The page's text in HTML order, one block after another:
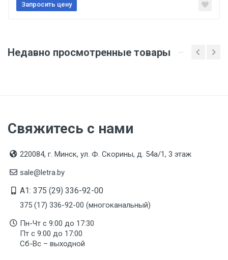
Запросить цену
Недавно просмотренные товары
Свяжитесь с нами
220084, г. Минск, ул. Ф. Скорины, д. 54а/1, 3 этаж
sale@letra.by
A1: 375 (29) 336-92-00
375 (17) 336-92-00 (многоканальный)
Пн-Чт с 9:00 до 17:30
Пт с 9:00 до 17:00
Сб-Вс – выходной